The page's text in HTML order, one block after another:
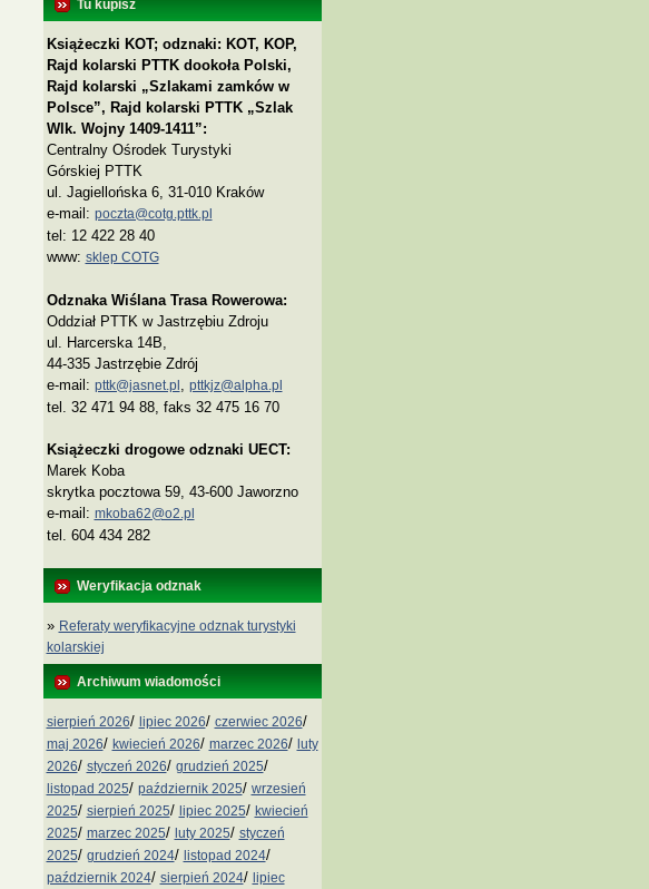
Tu kupisz
Książeczki KOT; odznaki: KOT, KOP,
Rajd kolarski PTTK dookoła Polski,
Rajd kolarski „Szlakami zamków w
Polsce”, Rajd kolarski PTTK „Szlak
Wlk. Wojny 1409-1411”:
Centralny Ośrodek Turystyki
Górskiej PTTK
ul. Jagiellońska 6, 31-010 Kraków
e-mail: poczta@cotg.pttk.pl
tel: 12 422 28 40
www: sklep COTG
Odznaka Wiślana Trasa Rowerowa:
Oddział PTTK w Jastrzębiu Zdroju
ul. Harcerska 14B,
44-335 Jastrzębie Zdrój
e-mail: pttk@jasnet.pl pttkjz@alpha.pl
tel. 32 471 94 88, faks 32 475 16 70
Książeczki drogowe odznaki UECT:
Marek Koba
skrytka pocztowa 59, 43-600 Jaworzno
e‑mail: mkoba62@o2.pl
tel. 604 434 282
Weryfikacja odznak
» Referaty weryfikacyjne odznak turystyki
kolarskiej
Archiwum wiadomości
sierpień 2026/ lipiec 2026/ czerwiec 2026/
maj 2026/ kwiecień 2026/ marzec 2026/ luty
2026/ styczeń 2026/ grudzień 2025/
listopad 2025/ październik 2025/ wrzesień
2025/ sierpień 2025/ lipiec 2025/ kwiecień
2025/ marzec 2025/ luty 2025/ styczeń
2025/ grudzień 2024/ listopad 2024/
październik 2024/ sierpień 2024/ lipiec